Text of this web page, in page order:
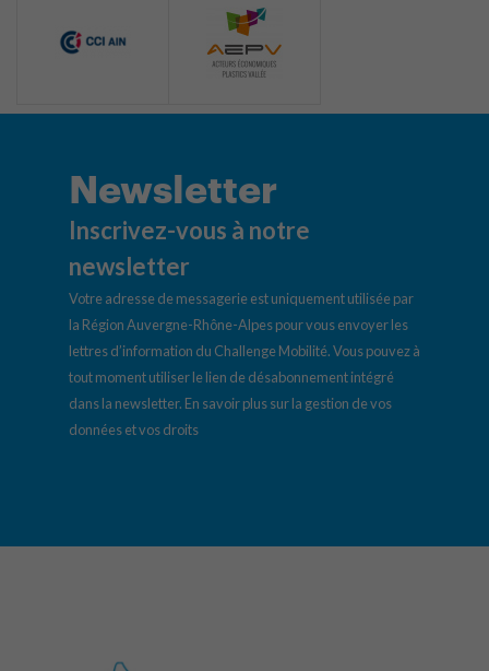
Newsletter
Inscrivez-vous à notre
newsletter
Votre adresse de messagerie est uniquement utilisée par
la Région Auvergne-Rhône-Alpes pour vous envoyer les
lettres d’information du Challenge Mobilité. Vous pouvez à
tout moment utiliser le lien de désabonnement intégré
dans la newsletter. En savoir plus sur la gestion de vos
données et vos droits